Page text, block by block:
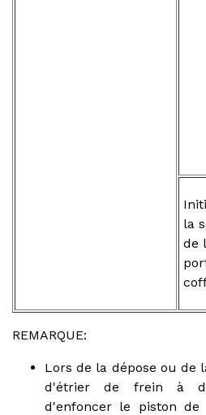
la
de
REMARQUE:
Lors de la dépose ou de
d'étrier de frein à
d'enfoncer le piston